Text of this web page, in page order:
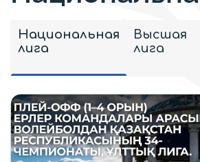
Национальная
лига
Высшая
лига